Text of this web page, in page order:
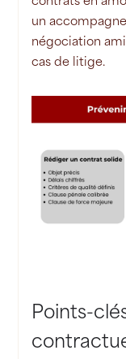
un
négociation
cas de litige.
Points-